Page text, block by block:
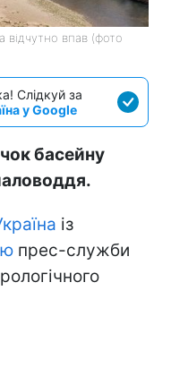
відчутно впав (фото
Слідкуй за
у Google
басейну
із
прес-служби